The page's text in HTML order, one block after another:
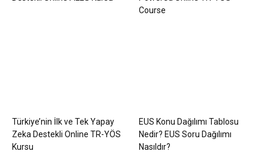
Course
Türkiye’nin İlk ve Tek Yapay
Zeka Destekli Online TR-YÖS
Kursu
EUS Konu Dağılımı Tablosu
Nedir? EUS Soru Dağılımı
Nasıldır?